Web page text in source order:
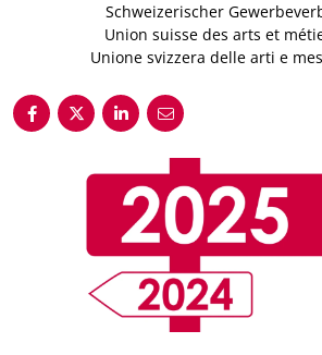
Schweizerischer
Union suisse des arts et
Unione svizzera delle arti e